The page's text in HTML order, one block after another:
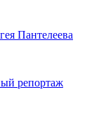
Пантелеева
репортаж